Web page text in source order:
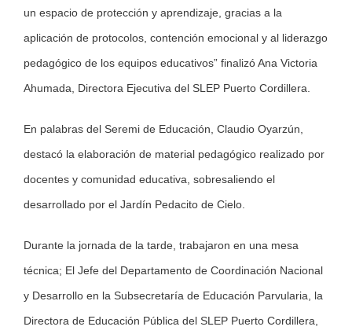
un espacio de protección y aprendizaje, gracias a la
aplicación de protocolos, contención emocional y al liderazgo
pedagógico de los equipos educativos” finalizó Ana Victoria
Ahumada, Directora Ejecutiva del SLEP Puerto Cordillera.
En palabras del Seremi de Educación, Claudio Oyarzún,
destacó la elaboración de material pedagógico realizado por
docentes y comunidad educativa, sobresaliendo el
desarrollado por el Jardín Pedacito de Cielo.
Durante la jornada de la tarde, trabajaron en una mesa
técnica; El Jefe del Departamento de Coordinación Nacional
y Desarrollo en la Subsecretaría de Educación Parvularia, la
Directora de Educación Pública del SLEP Puerto Cordillera,